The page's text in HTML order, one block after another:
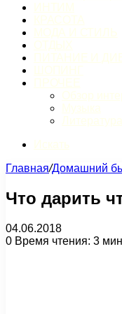
Главная/Домашний
Что дарить
04.06.2018
0 Время чтения: 3